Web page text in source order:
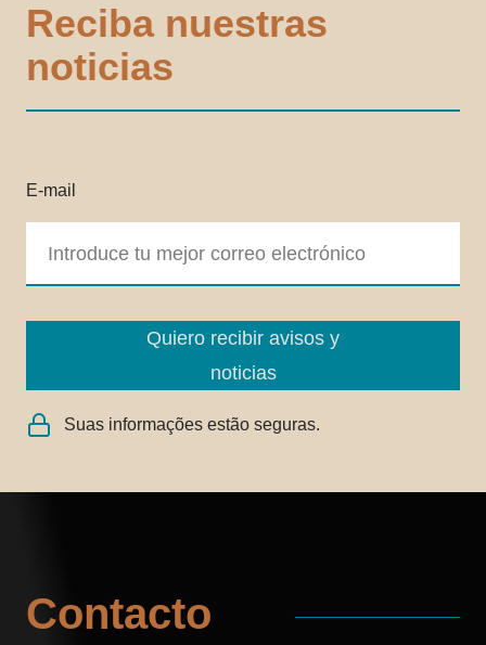
Reciba nuestras
noticias
E-mail
Quiero recibir avisos y
noticias
Suas informações estão seguras.
Contacto